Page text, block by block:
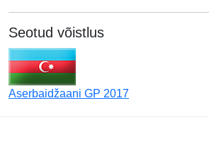
Seotud võistlus
Aserbaidžaani GP 2017